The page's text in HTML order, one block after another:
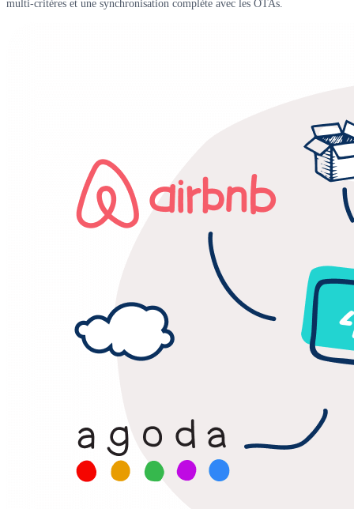
multi-critères et une synchronisation complète avec les OTAs.